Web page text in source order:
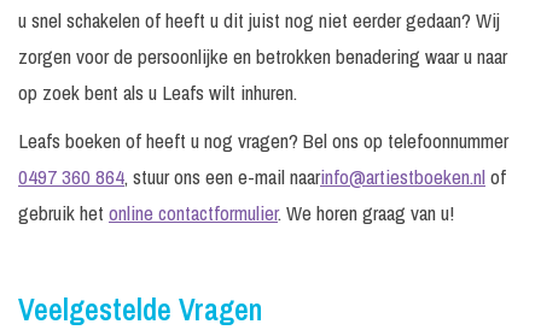
u snel schakelen of heeft u dit juist nog niet eerder gedaan? Wij
zorgen voor de persoonlijke en betrokken benadering waar u naar
op zoek bent als u Leafs wilt inhuren.
Leafs boeken of heeft u nog vragen? Bel ons op telefoonnummer
0497 360 864, stuur ons een e-mail naarinfo@artiestboeken.nlof
gebruik het online contactformulier. We horen graag van u!
Veelgestelde Vragen